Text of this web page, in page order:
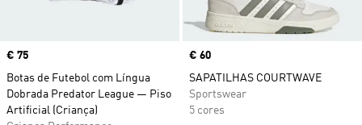
Price
€ 75
Botas de Futebol com Língua
Dobrada Predator League — Piso
Artificial (Criança)
Price
€ 60
SAPATILHAS COURTWAVE
Sportswear
5 cores